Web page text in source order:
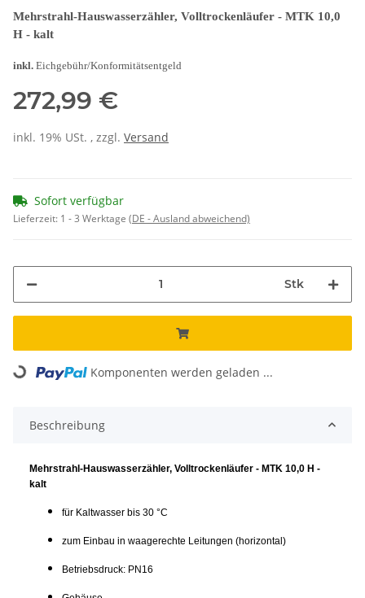
Mehrstrahl-Hauswasserzähler, Volltrockenläufer - MTK 10,0
H - kalt
inkl. Eichgebühr/Konformitätsentgeld
272,99 €
inkl. 19% USt. , zzgl. Versand
Sofort verfügbar
Lieferzeit: 1 - 3 Werktage (DE - Ausland abweichend)
Stk
Loading... Komponenten werden geladen ...
Beschreibung
Mehrstrahl-Hauswasserzähler, Volltrockenläufer - MTK 10,0 H -
kalt
für Kaltwasser bis 30 °C
zum Einbau in waagerechte Leitungen (horizontal)
Betriebsdruck: PN16